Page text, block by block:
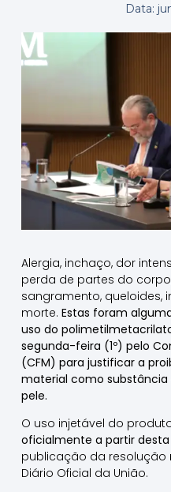
Data:
Alergia, inchaço, dor
perda de partes do
sangramento, queloides,
morte. Estas foram
uso do
segunda-feira (1º) pelo
(CFM) para justificar a
material como
pele.
O uso injetável do
oficialmente a partir
publicação da resolução
Diário Oficial da União.